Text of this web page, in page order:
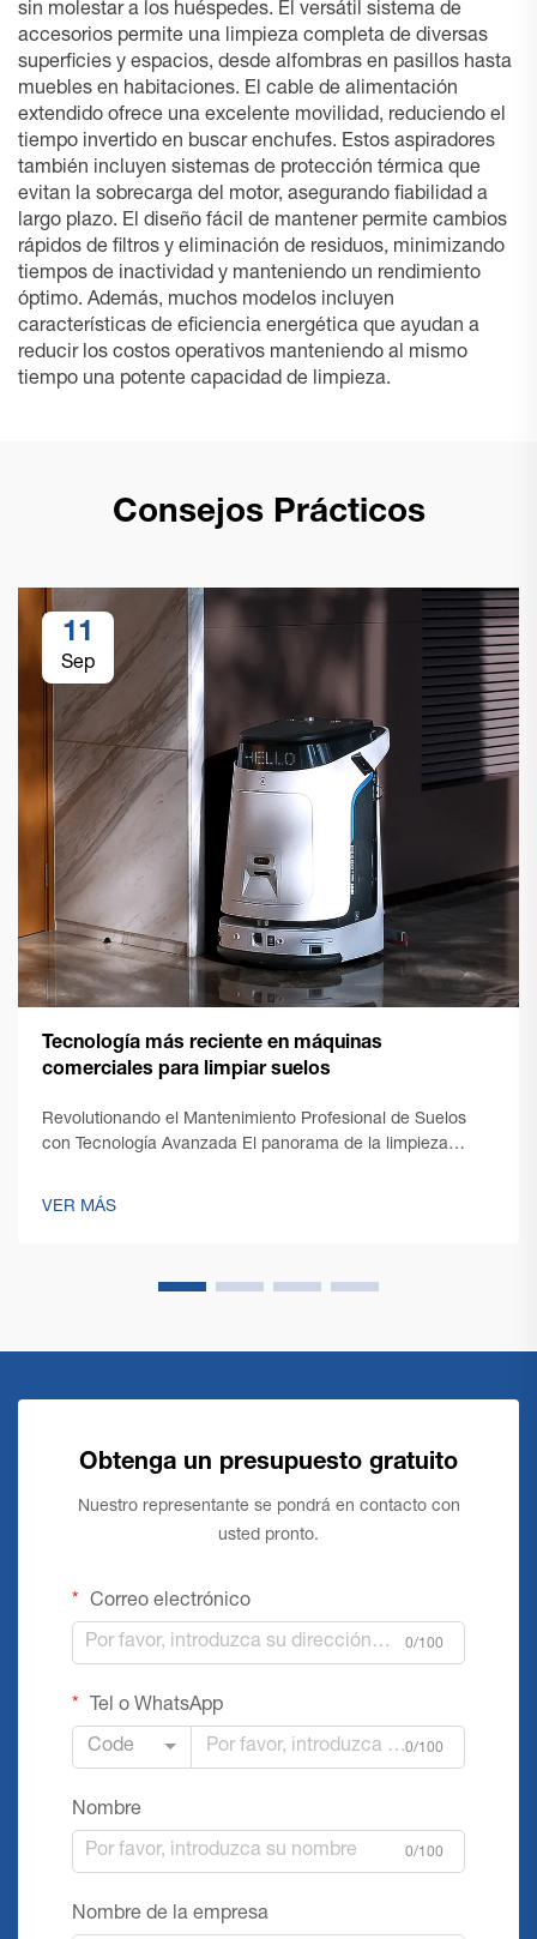
sin molestar a los huéspedes. El versátil sistema de
accesorios permite una limpieza completa de diversas
superficies y espacios, desde alfombras en pasillos hasta
muebles en habitaciones. El cable de alimentación
extendido ofrece una excelente movilidad, reduciendo el
tiempo invertido en buscar enchufes. Estos aspiradores
también incluyen sistemas de protección térmica que
evitan la sobrecarga del motor, asegurando fiabilidad a
largo plazo. El diseño fácil de mantener permite cambios
rápidos de filtros y eliminación de residuos, minimizando
tiempos de inactividad y manteniendo un rendimiento
óptimo. Además, muchos modelos incluyen
características de eficiencia energética que ayudan a
reducir los costos operativos manteniendo al mismo
tiempo una potente capacidad de limpieza.
Consejos Prácticos
11
Sep
Tecnología más reciente en máquinas
comerciales para limpiar suelos
Revolutionando el Mantenimiento Profesional de Suelos
con Tecnología Avanzada El panorama de la limpieza
con la aparición de tecnología de vanguardia en máquinas
VER MÁS
Obtenga un presupuesto gratuito
Nuestro representante se pondrá en contacto con
usted pronto.
Correo electrónico
0/100
Tel o WhatsApp
Code 0/100
Nombre
0/100
Nombre de la empresa